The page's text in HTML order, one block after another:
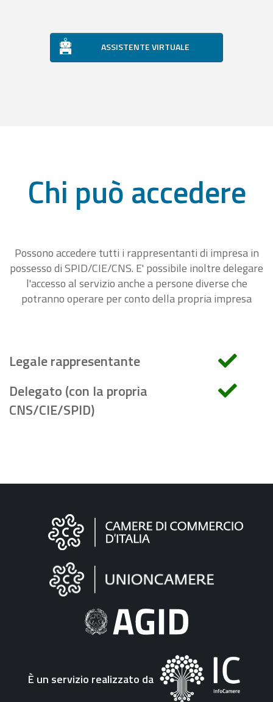
ASSISTENTE VIRTUALE
Chi può accedere
Possono accedere tutti i rappresentanti di impresa in
possesso di SPID/CIE/CNS. E' possibile inoltre delegare
l'accesso al servizio anche a persone diverse che
potranno operare per conto della propria impresa
Legale rappresentante
Delegato (con la propria
CNS/CIE/SPID)
Informazioni
"Fattura
Elettronica"
È un servizio realizzato da